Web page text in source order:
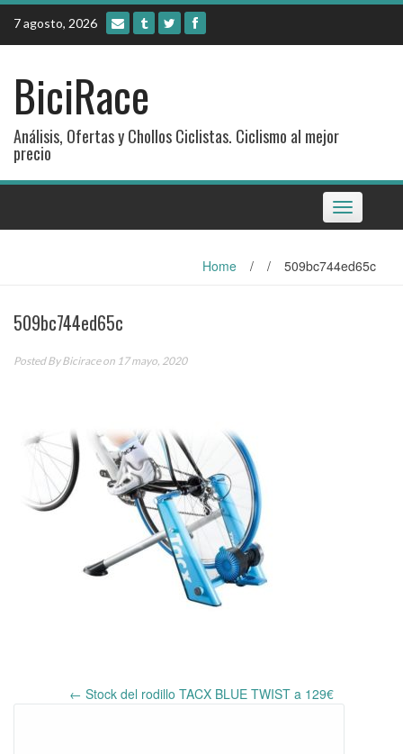
Skip
content
7 agosto, 2026
BiciRace
Análisis, Ofertas y Chollos Ciclistas. Ciclismo al mejor
precio
Toggle
navigation
Home / / 509bc744ed65c
509bc744ed65c
Posted ByBiciraceon 17 mayo, 2020
Post
← Stock del rodillo TACX BLUE TWIST a 129€